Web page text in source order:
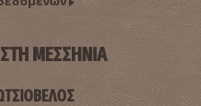
ΜΕΣΣΗΝΙΑ